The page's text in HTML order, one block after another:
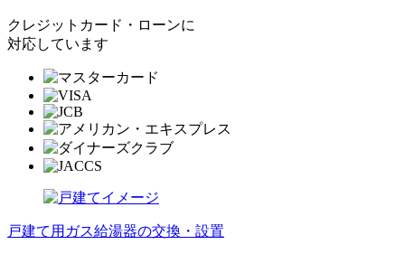
クレジットカード・ローンに
対応しています
戸建て用ガス給湯器の交換・設置